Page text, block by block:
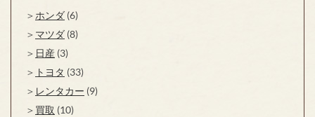
ホンダ (6)
マツダ (8)
日産 (3)
トヨタ (33)
レンタカー (9)
買取 (10)